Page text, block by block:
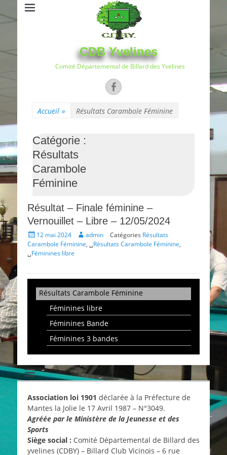
CDB Yvelines
Comité Départemental de Billard des Yvelines
Facebook
Accueil » Résultats Carambole Féminine
Catégorie :
Résultats
Carambole
Féminine
Résultat – Finale féminine –
Vernouillet – Libre – 12/05/2024
Posté
le
12 mai 2024 Auteur
admin Catégories Résultats
Carambole Féminine, ␣Résultats Carambole Féminine,
␣Féminines libre
Résultats Carambole Féminine
Féminines libre
Féminines Bande
Féminines 3 bandes
Association loi 1901 déclarée à la Préfecture de
Mantes la Jolie le 17 Avril 1987 – N°3049.
Agréée par le Ministère de la Jeunesse et des
Sports
Siège social : Comité Départemental de Billard des
yvelines (CDBY) – Billard Club Vicinois – 6 rue